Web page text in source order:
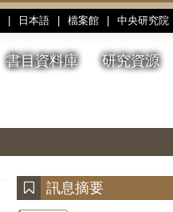
日本語 檔案館 中央研究院
書目資料庫 研究資源
停、
訊息摘要